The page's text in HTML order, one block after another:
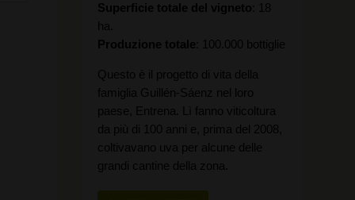
Superficie totale del vigneto
18
ha.
Produzione totale
100.000 bottiglie
Questo è il progetto di vita della
famiglia Guillén-Sáenz nel loro
paese, Entrena. Lì fanno viticoltura
da più di 100 anni e, prima del 2008,
coltivavano uva per alcune delle
grandi cantine della zona.